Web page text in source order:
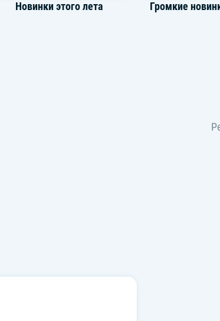
Новинки этого лета Громкие